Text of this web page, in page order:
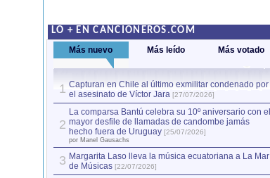
LO + EN CANCIONEROS.COM
Más nuevo Más leído Más votado
1 Capturan en Chile al último exmilitar condenado por
el asesinato de Víctor Jara [27/07/2026]
2
La comparsa Bantú celebra su 10º aniversario con el
mayor desfile de llamadas de candombe jamás
hecho fuera de Uruguay [25/07/2026]
por Manel Gausachs
3 Margarita Laso lleva la música ecuatoriana a La Mar
de Músicas [22/07/2026]